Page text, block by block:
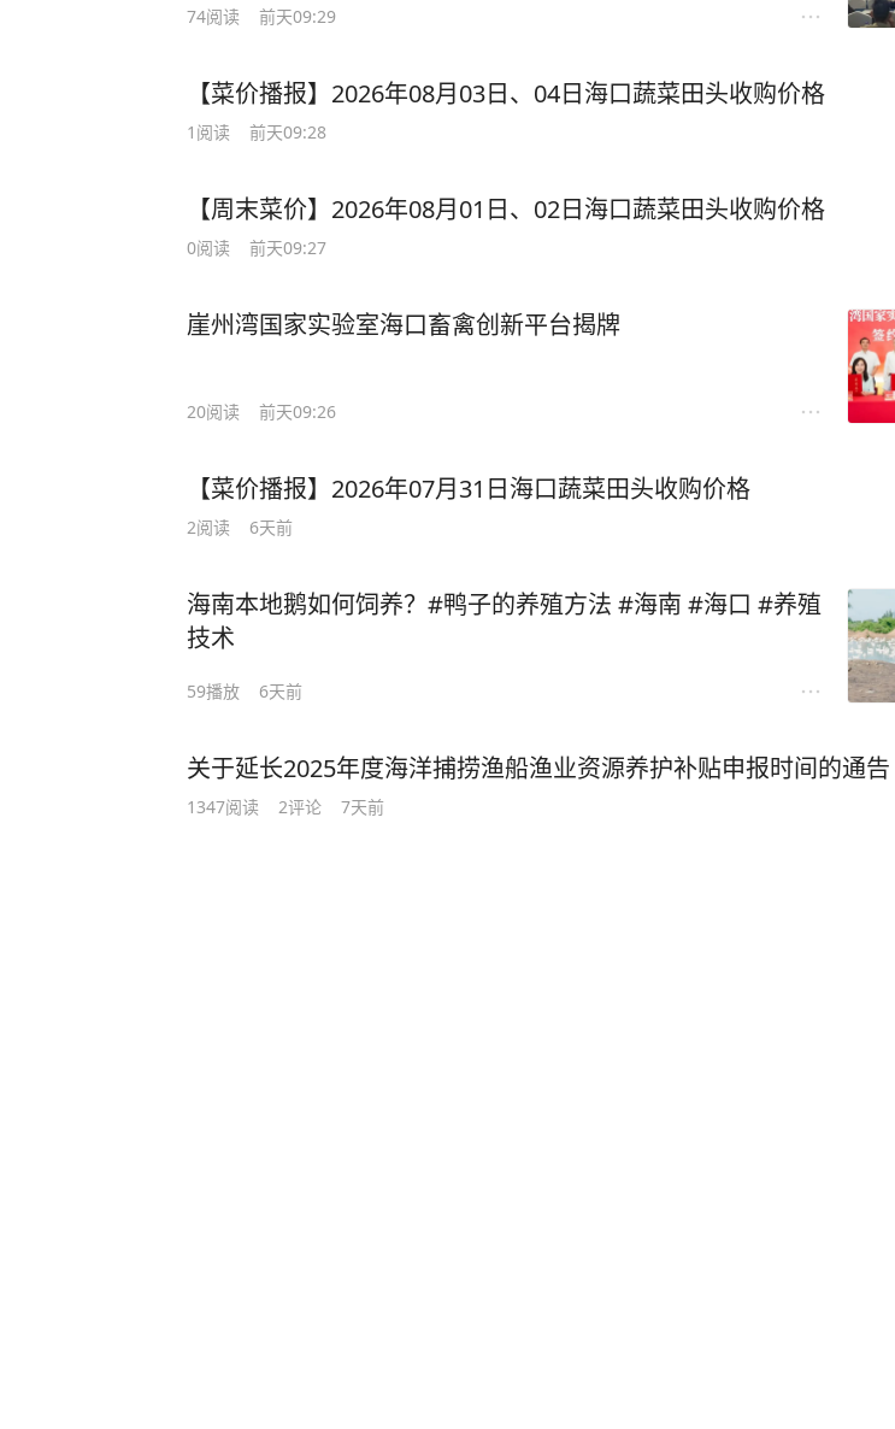
74阅读 前天09:29
【菜价播报】2026年08月03日、04日海口蔬菜田头收购价格
1 阅读 前天09:28
【周末菜价】2026年08月01日、02日海口蔬菜田头收购价格
0阅读 前天09:27
崖州湾国家实验室海口畜禽创新平台揭牌
20阅读 前天09:26
【菜价播报】2026年07月31日海口蔬菜田头收购价格
2阅读 6天前
海南本地鹅如何饲养？#鸭子的养殖方法 #海南 #海口 #养殖
技术
59播放 6天前
关于延长2025年度海洋捕捞渔船渔业资源养护补贴申报时间的通告
1347阅读 2评论 7天前